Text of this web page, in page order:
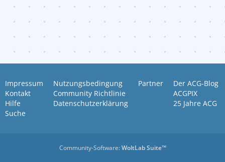
Impressum
Kontakt
Hilfe
Suche
Nutzungsbedingung
Community Richtlinie
Datenschutzerklärung
Partner
Der ACG-Blog
ACGPIX
25 Jahre ACG
Community-Software:WoltLab Suite™